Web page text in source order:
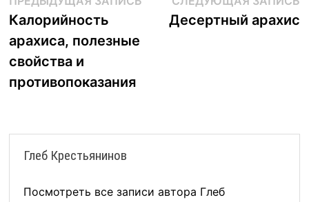
по
записям
запись:
Калорийность
арахиса, полезные
свойства и
противопоказания
Десертный арахис
Глеб Крестьянинов
Посмотреть все записи автора Глеб